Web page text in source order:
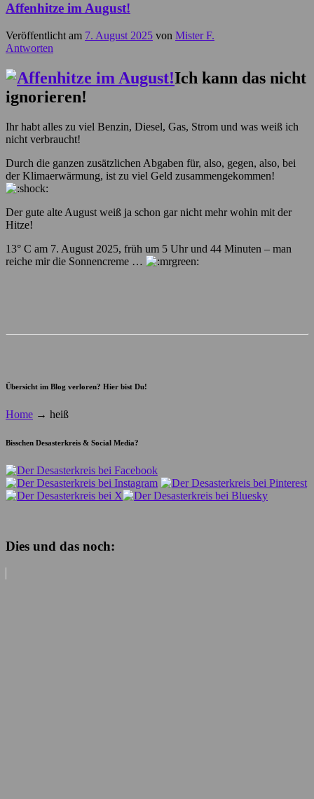
Affenhitze im August!
Veröffentlicht am 7. August 2025 von Mister F.
Antworten
Ich kann das nicht
ignorieren!
Ihr habt alles zu viel Benzin, Diesel, Gas, Strom und was weiß ich
nicht verbraucht!
Durch die ganzen zusätzlichen Abgaben für, also, gegen, also, bei
der Klimaerwärmung, ist zu viel Geld zusammengekommen!
Der gute alte August weiß ja schon gar nicht mehr wohin mit der
Hitze!
13° C am 7. August 2025, früh um 5 Uhr und 44 Minuten – man
reiche mir die Sonnencreme …
Übersicht im Blog verloren? Hier bist Du!
Home → heiß
Bisschen Desasterkreis & Social Media?
Dies und das noch: